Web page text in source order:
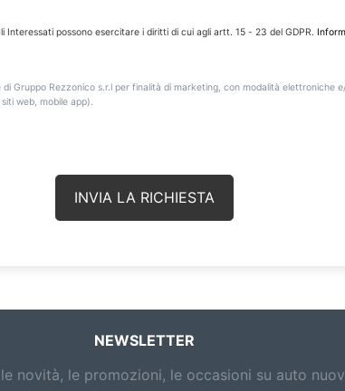
possono esercitare i diritti di cui agli artt. 15 - 23 del GDPR.
Gruppo Rezzonico s.r.l per finalità di marketing, con modalità
web, mobile app).
NEWSLETTER
novità, le promozioni, le occasioni su auto